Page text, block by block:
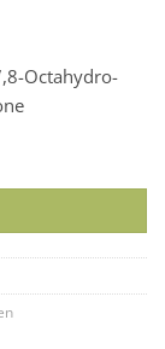
Octahydro-
Menge